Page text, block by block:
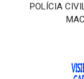
POLÍCIA